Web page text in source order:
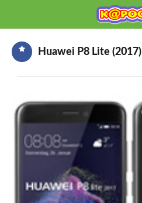
Mobile เช็กก่อนซื้อ
มือถือรุ่นใหม่
ข่าวมือถือ
HOW TO มือถือ
Huawei P8 Lite (2017)